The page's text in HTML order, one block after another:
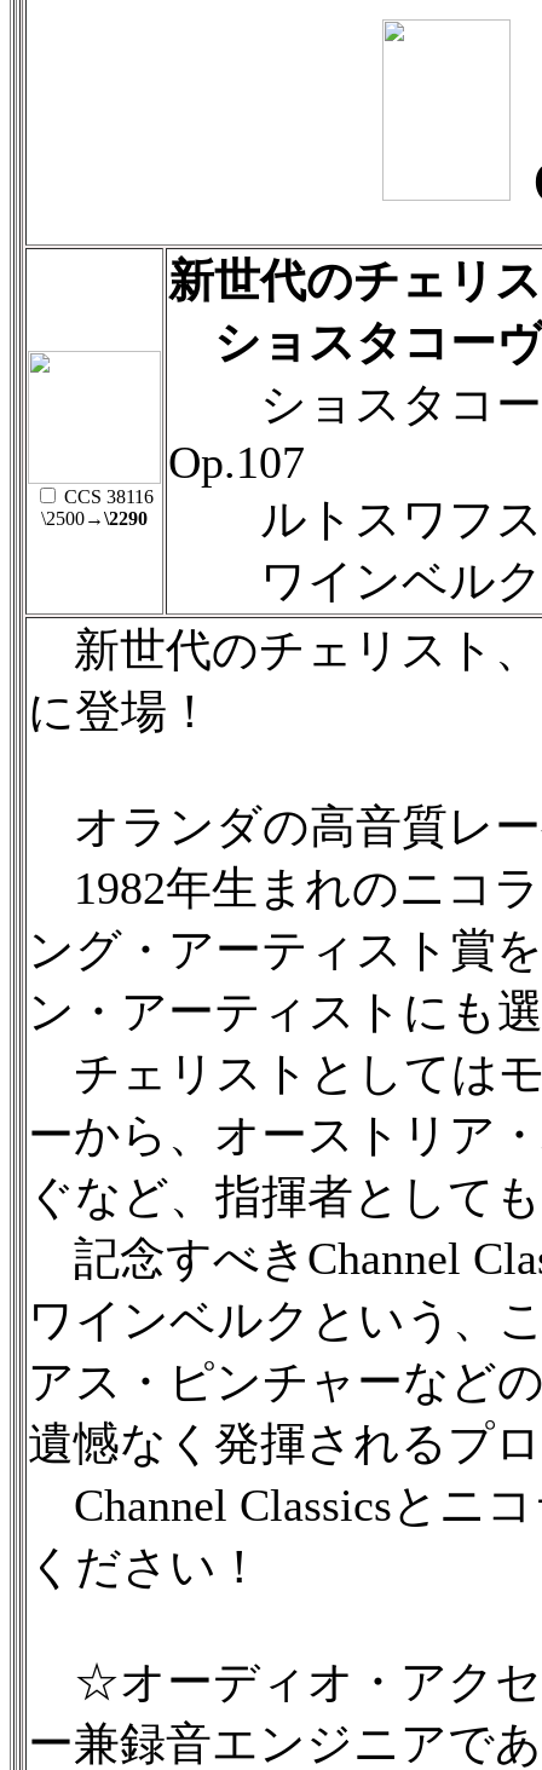
CCS 38116
\2500→\2290
新世代のチェリ
ショスタコー
ショスタコー
Op.107
ルトスワフス
ワインベルク
新世代のチェリスト
に登場！
オランダの高音質レー
1982年生まれのニコ
ング・アーティスト賞
ン・アーティストにも
チェリストとしては
ーから、オーストリア
ぐなど、指揮者として
記念すべきChannel
ワインベルクという、
アス・ピンチャーなど
遺憾なく発揮されるプ
Channel Classicsとニ
ください！
☆オーディオ・アクセ
ー兼録音エンジニアで